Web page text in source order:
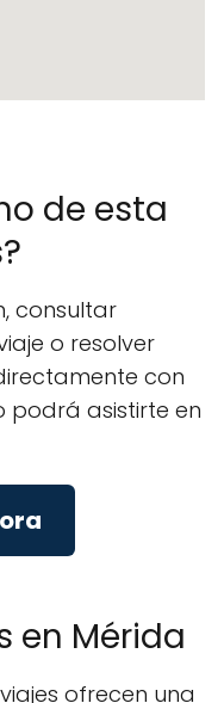
de esta
consultar
o resolver
con
podrá asistirte en
en Mérida
ofrecen una